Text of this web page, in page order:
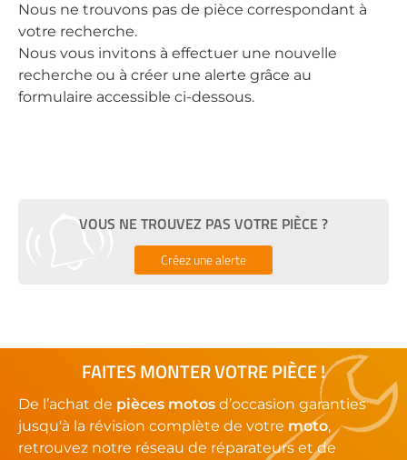
Nous ne trouvons pas de pièce correspondant à
votre recherche.
Nous vous invitons à effectuer une nouvelle
recherche ou à créer une alerte grâce au
formulaire accessible ci-dessous.
VOUS NE TROUVEZ PAS VOTRE PIÈCE ?
Créez une alerte
FAITES MONTER VOTRE PIÈCE !
De l’achat de pièces motos d’occasion garanties
jusqu'à la révision complète de votre moto,
retrouvez notre réseau de réparateurs et de